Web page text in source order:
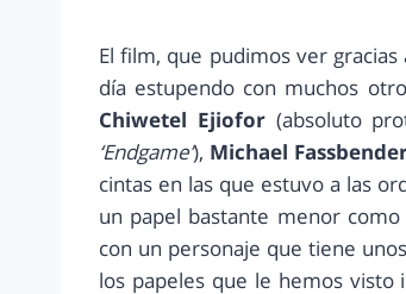
El film, que pudimos ver
día estupendo con muchos
Chiwetel Ejiofor(absoluto
‘Endgame’), Michael
cintas en las que estuvo a las
un papel bastante menor como
con un personaje que tiene
los papeles que le hemos visto